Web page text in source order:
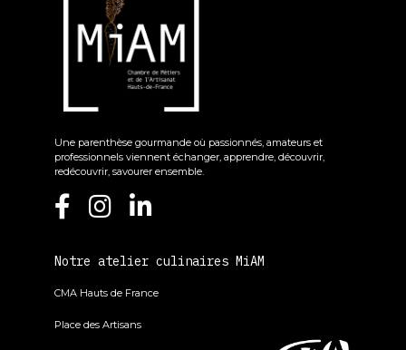
Une parenthèse gourmande où passionnés, amateurs et
professionnels viennent échanger, apprendre, découvrir,
redécouvrir, savourer ensemble.
Notre atelier culinaires MiAM
CMA Hauts de France
Place des Artisans